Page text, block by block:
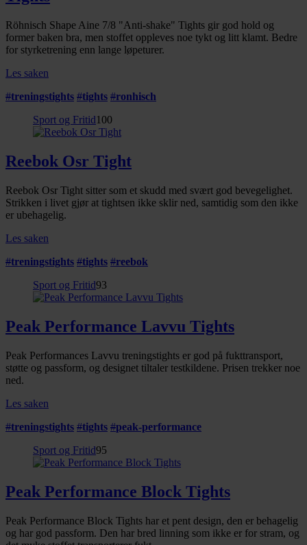
Röhnisch Shape Aine 7/8 "Anti-shake" Tights gir god hold og
former baken bra, men stoffet oppleves noe tykt og litt klamt. Bedre
for styrketrening enn lange løpeturer.
Les saken
#treningstights #tights #ronhisch
Sport og Fritid100
Reebok Osr Tight
Reebok Osr Tight sitter som et skudd med svært god bevegelighet.
Strikken i livet gjør at tightsen ikke sklir ned, samtidig som den ikke
er ubehagelig.
Les saken
#treningstights #tights #reebok
Sport og Fritid93
Peak Performance Lavvu Tights
Peak Performances Lavvu treningstights er god på fukttransport,
støtte og passform, og designet tiltaler testkildene. Prisen trekker noe
ned.
Les saken
#treningstights #tights #peak-performance
Sport og Fritid95
Peak Performance Block Tights
Peak Performance Block Tights har et pent design, den er behagelig
og har god passform. Den har bred linning som ikke er for stram, og